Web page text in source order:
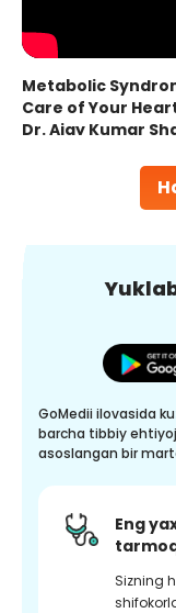
Metabolic
Care of Your
Dr. Ajay Kumar
GoMedii ilovasida
barcha tibbiy
asoslangan bir
Eng
Sizning